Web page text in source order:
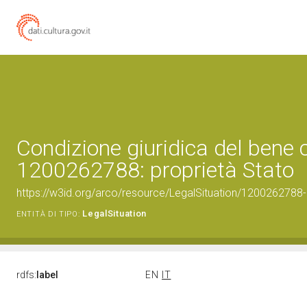
Condizione giuridica del bene
1200262788: proprietà Stato
https://w3id.org/arco/resource/LegalSituation/
ENTITÀ DI TIPO: LegalSituation
rdfs: label EN
IT